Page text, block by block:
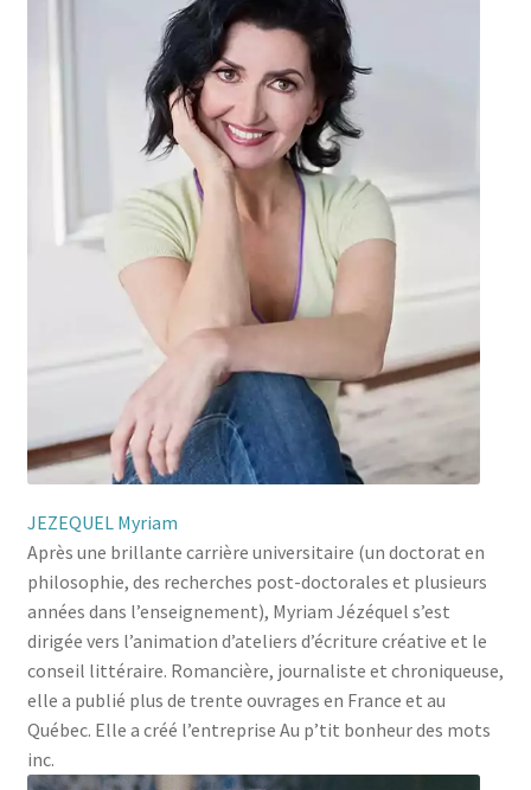
JEZEQUEL Myriam
Après une brillante carrière universitaire (un doctorat en
philosophie, des recherches post-doctorales et plusieurs
années dans l’enseignement), Myriam Jézéquel s’est
dirigée vers l’animation d’ateliers d’écriture créative et le
conseil littéraire. Romancière, journaliste et chroniqueuse,
elle a publié plus de trente ouvrages en France et au
Québec. Elle a créé l’entreprise Au p’tit bonheur des mots
inc.